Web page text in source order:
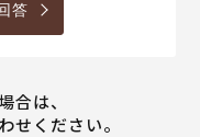
答
合は、
せください。